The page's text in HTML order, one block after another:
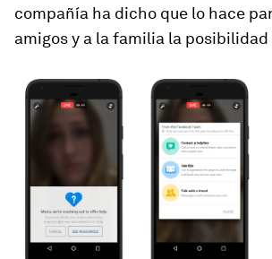
compañía ha dicho que lo hace
amigos y a la familia la